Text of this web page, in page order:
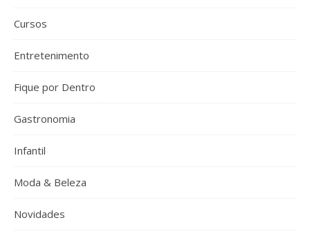
Cursos
Entretenimento
Fique por Dentro
Gastronomia
Infantil
Moda & Beleza
Novidades